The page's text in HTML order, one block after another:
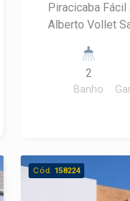
Piracicaba
Alberto Vollet
excelente
grande fluxo de
Imóvel 118 m² de área construída
comodidade de
colaboradores Diferenciais Localização
estratégica
2
Banho
Cód. 158224